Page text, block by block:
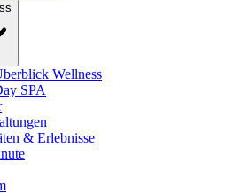
Wellness
SPA
& Erlebnisse